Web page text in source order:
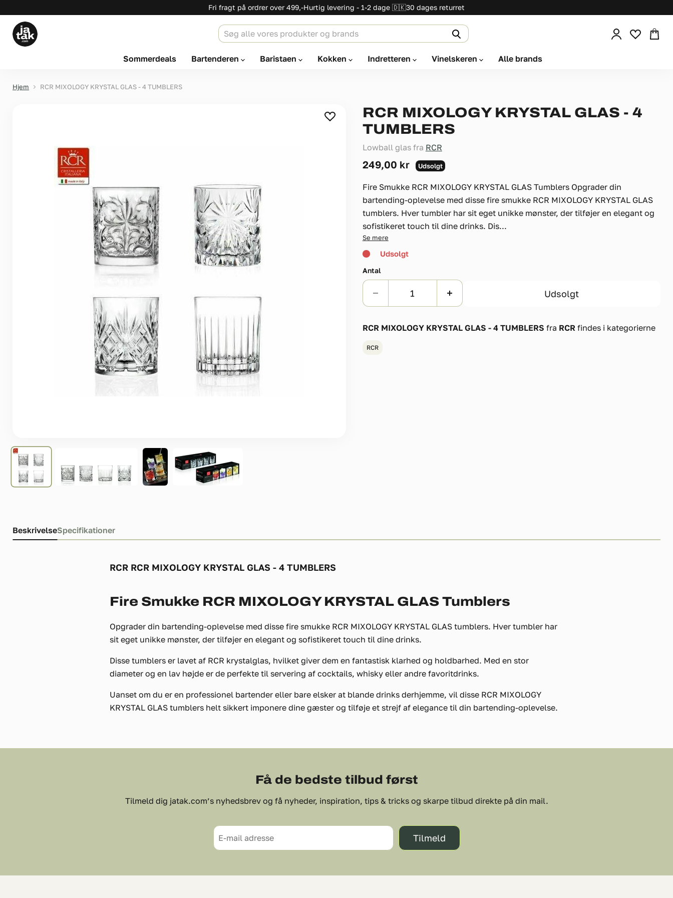
Fri fragt på ordrer over 499,-Hurtig levering - 1-2 dage 🇩🇰30 dages returret
Sommerdeals Bartenderen Baristaen Kokken Indretteren Vinelskeren Alle brands
Hjem RCR MIXOLOGY KRYSTAL GLAS - 4 TUMBLERS
RCR MIXOLOGY KRYSTAL GLAS - 4
TUMBLERS
Lowball glas fra RCR
Nuværende pris
249,00 kr Udsolgt
Fire Smukke RCR MIXOLOGY KRYSTAL GLAS Tumblers Opgrader din
bartending-oplevelse med disse fire smukke RCR MIXOLOGY KRYSTAL GLAS
tumblers. Hver tumbler har sit eget unikke mønster, der tilføjer en elegant og
sofistikeret touch til dine drinks. Dis...
Se mere
Udsolgt
Antal
Udsolgt
RCR MIXOLOGY KRYSTAL GLAS - 4 TUMBLERS fra RCRfindes i kategorierne
RCR
BeskrivelseSpecifikationer
RCR RCR MIXOLOGY KRYSTAL GLAS - 4 TUMBLERS
Fire Smukke RCR MIXOLOGY KRYSTAL GLAS Tumblers
Opgrader din bartending-oplevelse med disse fire smukke RCR MIXOLOGY KRYSTAL GLAS tumblers. Hver tumbler har
sit eget unikke mønster, der tilføjer en elegant og sofistikeret touch til dine drinks.
Disse tumblers er lavet af RCR krystalglas, hvilket giver dem en fantastisk klarhed og holdbarhed. Med en stor
diameter og en lav højde er de perfekte til servering af cocktails, whisky eller andre favoritdrinks.
Uanset om du er en professionel bartender eller bare elsker at blande drinks derhjemme, vil disse RCR MIXOLOGY
KRYSTAL GLAS tumblers helt sikkert imponere dine gæster og tilføje et strejf af elegance til din bartending-oplevelse.
Få de bedste tilbud først
Tilmeld dig jatak.com’s nyhedsbrev og få nyheder, inspiration, tips & tricks og skarpe tilbud direkte på din mail.
E-mail adresse Tilmeld